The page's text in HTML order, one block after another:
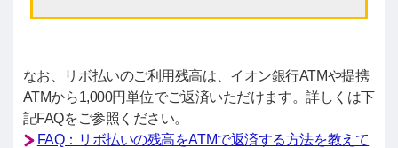
なお、リボ払いのご利用残高は、イオン銀行ATMや提携
ATMから1,000円単位でご返済いただけます。詳しくは下
記FAQをご参照ください。
FAQ：リボ払いの残高をATMで返済する方法を教えて